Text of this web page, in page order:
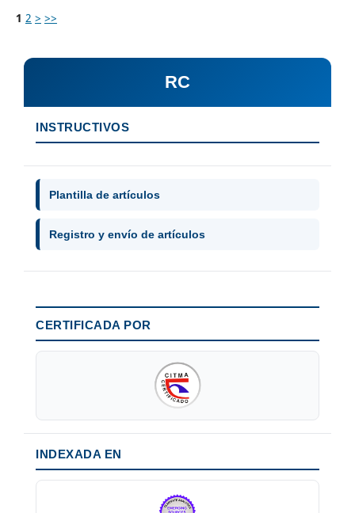
1 2 > >>
RC
INSTRUCTIVOS
Plantilla de artículos
Registro y envío de artículos
CERTIFICADA POR
INDEXADA EN